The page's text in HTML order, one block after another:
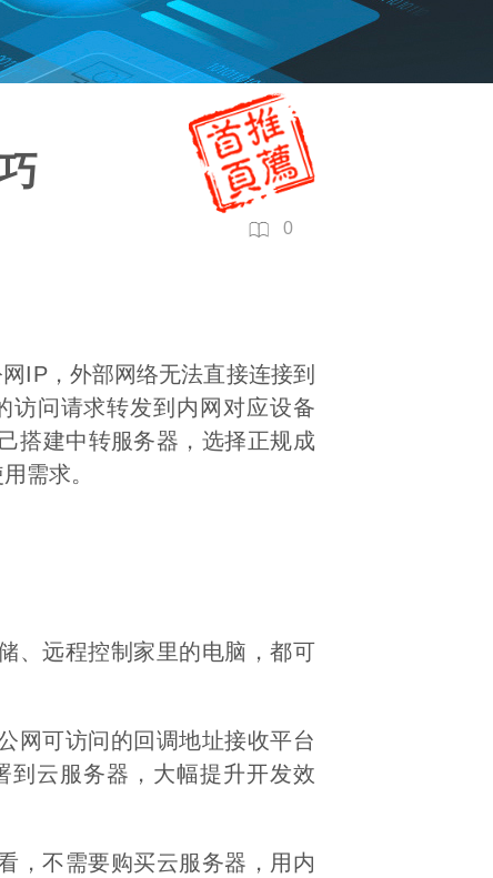
0
IP，外部网络无法直接连接到
访问请求转发到内网对应设备
搭建中转服务器，选择正规成
需求。
、远程控制家里的电脑，都可
网可访问的回调地址接收平台
到云服务器，大幅提升开发效
，不需要购买云服务器，用内